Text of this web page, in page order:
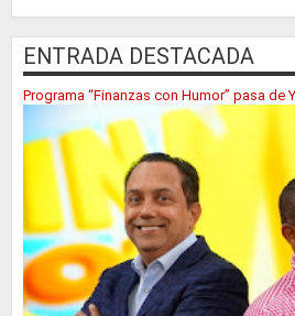
ENTRADA DESTACADA
Programa “Finanzas con Humor” pasa de